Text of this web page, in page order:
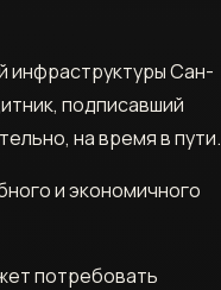
инфраструктуры Сан-
подписавший
на время в пути.
и экономичного
потребовать